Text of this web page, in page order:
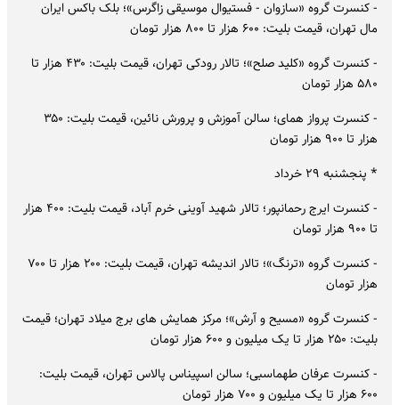
- کنسرت گروه «سازوان - فستیوال موسیقی زاگرس»؛ بلک باکس ایران
مال تهران، قیمت بلیت: ۶۰۰ هزار تا ۸۰۰ هزار تومان
- کنسرت گروه «کلید صلح»؛ تالار رودکی تهران، قیمت بلیت: ۴۳۰ هزار تا
۵۸۰ هزار تومان
- کنسرت پرواز همای؛ سالن آموزش و پرورش نائین، قیمت بلیت: ۳۵۰
هزار تا ۹۰۰ هزار تومان
* پنجشنبه ۲۹ خرداد
- کنسرت ایرج رحمانپور؛ تالار شهید آوینی خرم آباد، قیمت بلیت: ۴۰۰ هزار
تا ۹۰۰ هزار تومان
- کنسرت گروه «ترنگ»؛ تالار اندیشه تهران، قیمت بلیت: ۲۰۰ هزار تا ۷۰۰
هزار تومان
- کنسرت گروه «مسیح و آرش»؛ مرکز همایش های برج میلاد تهران؛ قیمت
بلیت: ۲۵۰ هزار تا یک میلیون و ۶۰۰ هزار تومان
- کنسرت عرفان طهماسبی؛ سالن اسپیناس پالاس تهران، قیمت بلیت:
۶۰۰ هزار تا یک میلیون و ۷۰۰ هزار تومان